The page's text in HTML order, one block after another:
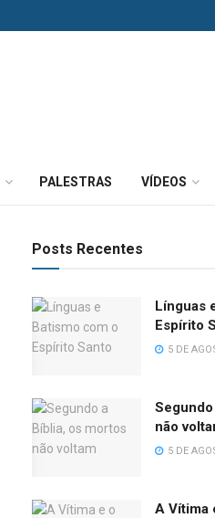
PALESTRAS VÍDEOS
Posts Recentes
Línguas
Espírito
5 DE
não
5 DE
A Vítima